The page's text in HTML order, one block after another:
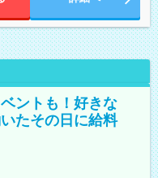
ントも！好きな
たその日に給料